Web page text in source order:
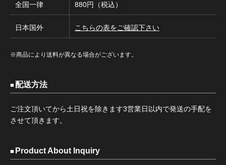
全国一律 880円（税込）
日本国外 こちらの表をご確認下さい
※商品により送料が異なる場合がございます。
配送方法
ご注文頂いてから土日祝を除きます3営業日以内で発送の手配を
させて頂きます。
Product About Inquiry